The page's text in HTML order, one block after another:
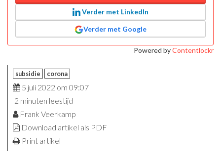
Verder met LinkedIn
Verder met Google
Powered byContentlockr
subsidie corona
5 juli 2022 om 09:07
2 minuten leestijd
Frank Veerkamp
Download artikel als PDF
Print artikel